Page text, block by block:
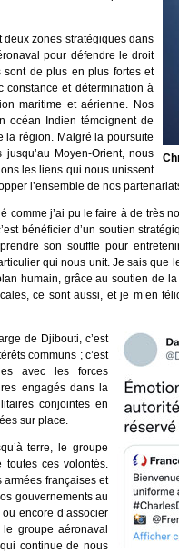
deux zones stratégiques dans
pour défendre le droit
de plus en plus fortes et
constance et détermination à
maritime et aérienne. Nos
océan Indien témoignent de
la région. Malgré la poursuite
Moyen-Orient, nous
les liens qui nous unissent
l’ensemble de nos
comme j’ai pu le faire à de très
bénéficier d’un soutien
son souffle pour
qui nous unit. Je sais
humain, grâce au soutien de
ce sont aussi, et je m’en
de Djibouti, c’est
communs ; c’est
avec les forces
engagés dans la
conjointes en
sur place.
terre, le groupe
toutes ces volontés.
armées françaises et
gouvernements au
encore d’associer
groupe aéronaval
continue de nous